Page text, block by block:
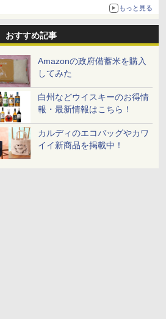
もっと見る
おすすめ記事
Amazonの政府備蓄米を購入
してみた
白州などウイスキーのお得情
報・最新情報はこちら！
カルディのエコバッグやカワ
イイ新商品を掲載中！